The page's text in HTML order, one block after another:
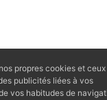
propres cookies et
publicités liées à vos
vos habitudes de